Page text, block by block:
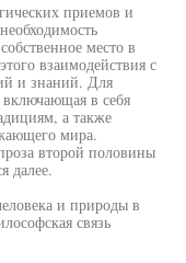
приемов и
место в
взаимодействия с
и знаний. Для
включающая в себя
а также
мира.
второй половины
далее.
и природы в
связь